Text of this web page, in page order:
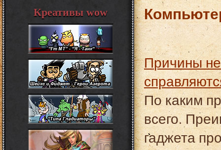
Причины неисправностей в MacBook и как с этим
По каким
всего.
гаджета
Креативы wow